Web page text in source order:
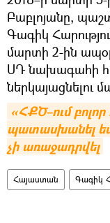
Բաբլոյանը,
Գագիկ
մարտի 2-ին
ՍԴ նախագահի
ներկայացնելու
«ՀՔԾ–ում
պատասխանել
չի առաջադրվել
Հայաստան Գագիկ